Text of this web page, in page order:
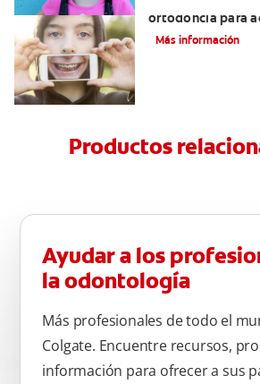
ortodoncia para
Más información
Productos
Ayudar a los
la odontología
Más profesionales de todo el
Colgate. Encuentre recursos,
información para ofrecer a sus